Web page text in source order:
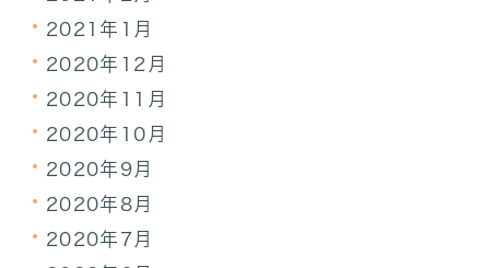
2021年1月
2020年12月
2020年11月
2020年10月
2020年9月
2020年8月
2020年7月